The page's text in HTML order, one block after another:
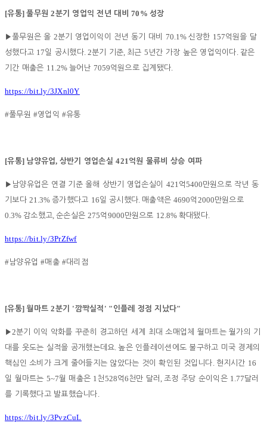
[유통]풀무원2분기 영업익 전년 대비70%성장
▶풀무원은 올 2분기 영업이익이 전년 동기 대비 70.1% 신장한 157억원을 달
성했다고 17일 공시했다. 2분기 기준, 최근 5 년간 가장 높은 영업익이다. 같은
기간 매출은 11.2% 늘어난 7059억원으로 집계됐다.
https://bit.ly/3JXnl0Y
#풀무원#영업익#유통
[유통] 남양유업, 상반기 영업손실421억원 물류비 상승 여파
▶ 남양유업은 연결 기준 올해 상반기 영업손실이 421억5400만원으로 작년 동
기보다21.3%증가했다고 16일 공시했다. 매출액은4690억 2000만원으로
0.3% 감소했고,순손실은275억 9000만원으로 12.8% 확대됐다.
https://bit.ly/3PrZfwf
#남양유업#매출#대리점
[유통]월마트2분기 '깜짝실적 ' " 인플레 정점 지났다"
▶2분기 이익 악화를 꾸준히 경고하던 세계 최대 소매업체 월마트는 월가의 기
대를 웃도는 실적을 공개했는데요.높은 인플레이션에도 불구하고 미국 경제의
핵심인 소비가 크게 줄어들지는 않았다는 것이 확인된 것입니다. 현지시간 16
일 월마트는 5~7월 매출은 1천528억6천만 달러 ,조정 주당 순이익은 1.77달러
를 기록했다고 발표했습니다.
https://bit.ly/3PvzCuL